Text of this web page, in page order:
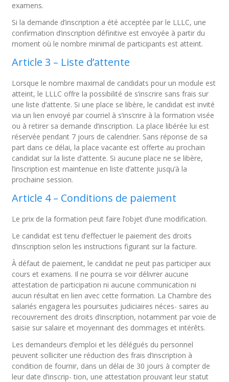
examens.
Si la demande d’inscription a été acceptée par le LLLC, une
confirmation d’inscription définitive est envoyée à partir du
moment où le nombre minimal de participants est atteint.
Article 3 – Liste d’attente
Lorsque le nombre maximal de candidats pour un module est
atteint, le LLLC offre la possibilité de s’inscrire sans frais sur
une liste d’attente. Si une place se libère, le candidat est invité
via un lien envoyé par courriel à s’inscrire à la formation visée
ou à retirer sa demande d’inscription. La place libérée lui est
réservée pendant 7 jours de calendrier. Sans réponse de sa
part dans ce délai, la place vacante est offerte au prochain
candidat sur la liste d’attente. Si aucune place ne se libère,
l’inscription est maintenue en liste d’attente jusqu’à la
prochaine session.
Article 4 – Conditions de paiement
Le prix de la formation peut faire l’objet d’une modification.
Le candidat est tenu d’effectuer le paiement des droits
d’inscription selon les instructions figurant sur la facture.
À défaut de paiement, le candidat ne peut pas participer aux
cours et examens. Il ne pourra se voir délivrer aucune
attestation de participation ni aucune communication ni
aucun résultat en lien avec cette formation. La Chambre des
salariés engagera les poursuites judiciaires néces- saires au
recouvrement des droits d’inscription, notamment par voie de
saisie sur salaire et moyennant des dommages et intérêts.
Les demandeurs d’emploi et les délégués du personnel
peuvent solliciter une réduction des frais d’inscription à
condition de fournir, dans un délai de 30 jours à compter de
leur date d’inscrip- tion, une attestation prouvant leur statut